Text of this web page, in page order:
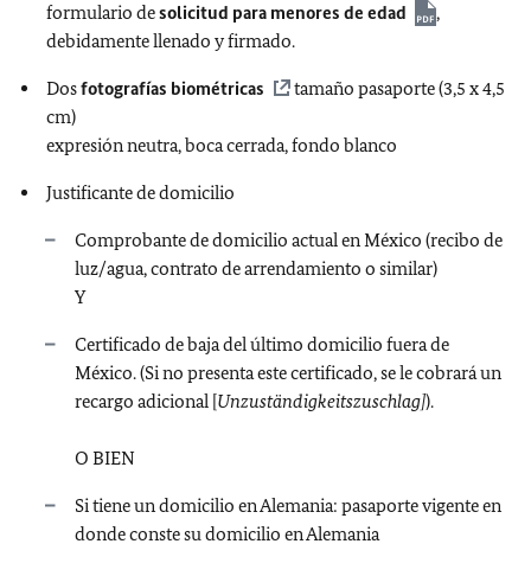
formulario desolicitud para menores de edad
,
debidamente llenado y firmado.
Dosfotografías biométricas
tamaño pasaporte (3,5 x 4,5
cm)
expresión neutra, boca cerrada, fondo blanco
Justificante de domicilio
​​​​​​​​​​​​​​Comprobante de domicilio actual en México (recibo de
luz/agua, contrato de arrendamiento o similar)
Y
Certificado de baja del último domicilio fuera de
México. (Si no presenta este certificado, se le cobrará un
recargo adicional [Unzuständigkeitszuschlag]).
O BIEN
Si tiene un domicilio en Alemania: pasaporte vigente en
donde conste su domicilio en Alemania